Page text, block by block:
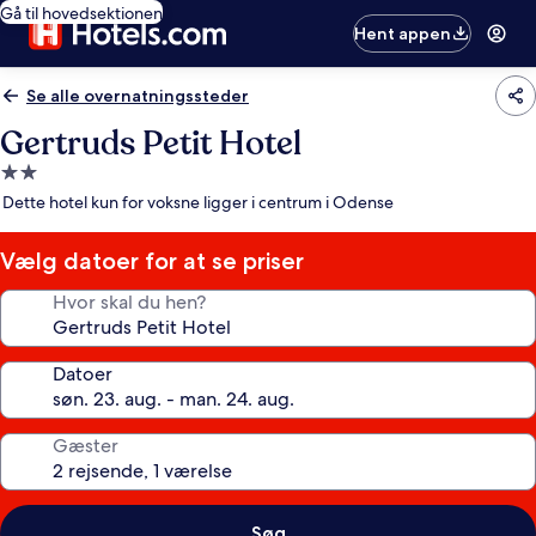
Gå til hovedsektionen
Hent appen
Se alle overnatningssteder
Gertruds Petit Hotel
2.0-
stjernet
Dette hotel kun for voksne ligger i centrum i Odense
Vælg datoer for at se priser
Hvor skal du hen?
Datoer
Gæster